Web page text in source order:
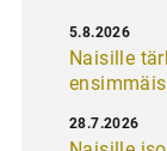
Naisille
5.8.2026
28.7.2026